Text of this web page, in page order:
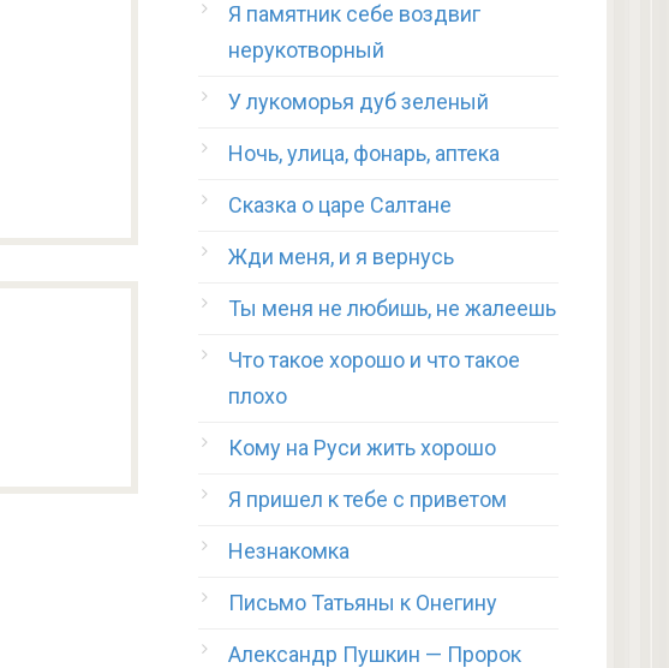
Я памятник себе воздвиг
нерукотворный
У лукоморья дуб зеленый
Ночь, улица, фонарь, аптека
Сказка о царе Салтане
Жди меня, и я вернусь
Ты меня не любишь, не жалеешь
Что такое хорошо и что такое
плохо
Кому на Руси жить хорошо
Я пришел к тебе с приветом
Незнакомка
Письмо Татьяны к Онегину
Александр Пушкин — Пророк